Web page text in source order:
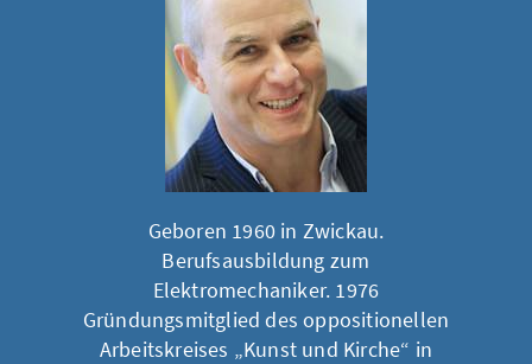
Geboren 1960 in Zwickau.
Berufsausbildung zum
Elektromechaniker. 1976
Gründungsmitglied des oppositionellen
Arbeitskreises „Kunst und Kirche“ in